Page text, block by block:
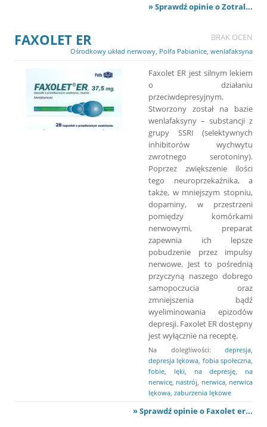
» Sprawdź opinie o Zotral...
FAXOLET ER BRAK OCEN
Ośrodkowy układ nerwowy Polfa Pabianice wenlafaksyna
Faxolet ER jest silnym lekiem
o działaniu
przeciwdepresyjnym.
Stworzony został na bazie
wenlafaksyny – substancji z
grupy SSRI (selektywnych
inhibitorów wychwytu
zwrotnego serotoniny).
Poprzez zwiększenie ilości
tego neuroprzekaźnika, a
także, w mniejszym stopniu,
dopaminy, w przestrzeni
pomiędzy komórkami
nerwowymi, preparat
zapewnia ich lepsze
pobudzenie przez impulsy
nerwowe. Jest to pośrednią
przyczyną naszego dobrego
samopoczucia oraz
zmniejszenia bądź
wyeliminowania epizodów
depresji. Faxolet ER dostępny
jest wyłącznie na receptę.
Na dolegliwości: depresja
depresja lękowa fobia społeczna
fobie
lęki na depresję
na
nerwicę nastrój nerwica, nerwica
lękowa zaburzenia lękowe
» Sprawdź opinie o Faxolet er...